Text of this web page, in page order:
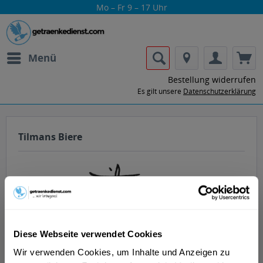
Diese Webseite verwendet Cookies
Wir verwenden Cookies, um Inhalte und Anzeigen zu
Mo – Fr 9 – 17 Uhr
Menü
Bestellung widerrufen
Es gilt unsere Datenschutzerklärung
Tilmans Biere
Lass dir die Getränke von Tilmans Biere